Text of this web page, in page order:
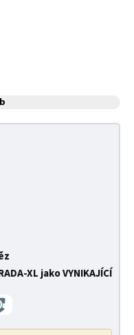
XL jako VYNIKAJÍCÍ